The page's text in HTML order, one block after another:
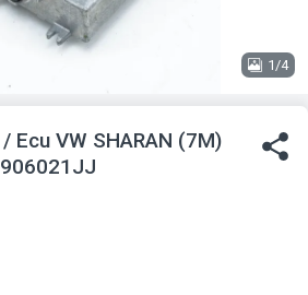
1/4
Ecu VW SHARAN (7M)